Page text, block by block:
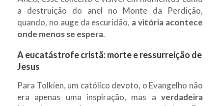
a destruição do anel no Monte da Perdição,
quando, no auge da escuridão, a vitória acontece
onde menos se espera.
A eucatástrofe cristã: morte e ressurreição de
Jesus
Para Tolkien, um católico devoto, o Evangelho não
era apenas uma inspiração, mas a verdadeira